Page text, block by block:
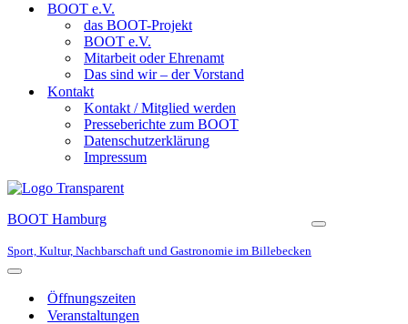
BOOT e.V.
das BOOT-Projekt
BOOT e.V.
Mitarbeit oder Ehrenamt
Das sind wir – der Vorstand
Kontakt
Kontakt / Mitglied werden
Presseberichte zum BOOT
Datenschutzerklärung
Impressum
BOOT Hamburg
Sport, Kultur, Nachbarschaft und Gastronomie im Billebecken
Navigationsmenü
Navigationsmenü
Öffnungszeiten
Veranstaltungen